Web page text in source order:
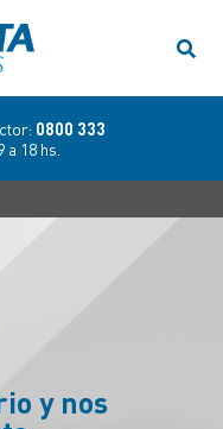
0800 333
a 18 hs.
y nos